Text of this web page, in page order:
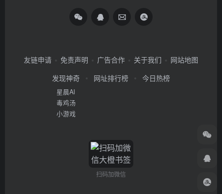
友链申请 免责声明 广告合作 关于我们
网站地图
发现神奇
星晨AI
毒鸡汤
小游戏
网址排行榜 今日热榜
扫码加微信